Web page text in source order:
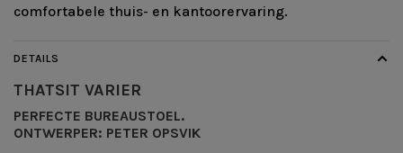
comfortabele thuis- en kantoorervaring.
DETAILS
THATSIT VARIER
PERFECTE BUREAUSTOEL.
ONTWERPER: PETER OPSVIK